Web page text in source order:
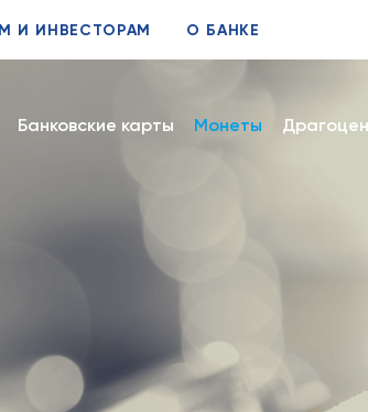
И ИНВЕСТОРАМ О БАНКЕ
Банковские карты Монеты